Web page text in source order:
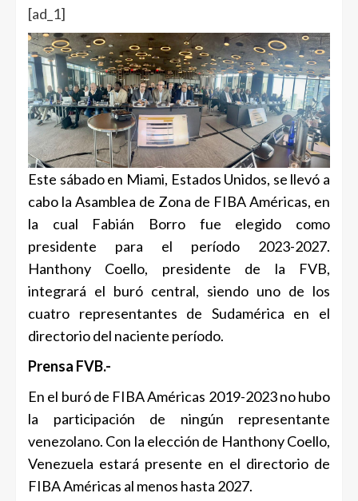
[ad_1]
Este sábado en Miami, Estados Unidos, se llevó a
cabo la Asamblea de Zona de FIBA Américas, en
la cual Fabián Borro fue elegido como
presidente para el período 2023-2027.
Hanthony Coello, presidente de la FVB,
integrará el buró central, siendo uno de los
cuatro representantes de Sudamérica en el
directorio del naciente período.
Prensa FVB.-
En el buró de FIBA Américas 2019-2023 no hubo
la participación de ningún representante
venezolano. Con la elección de Hanthony Coello,
Venezuela estará presente en el directorio de
FIBA Américas al menos hasta 2027.